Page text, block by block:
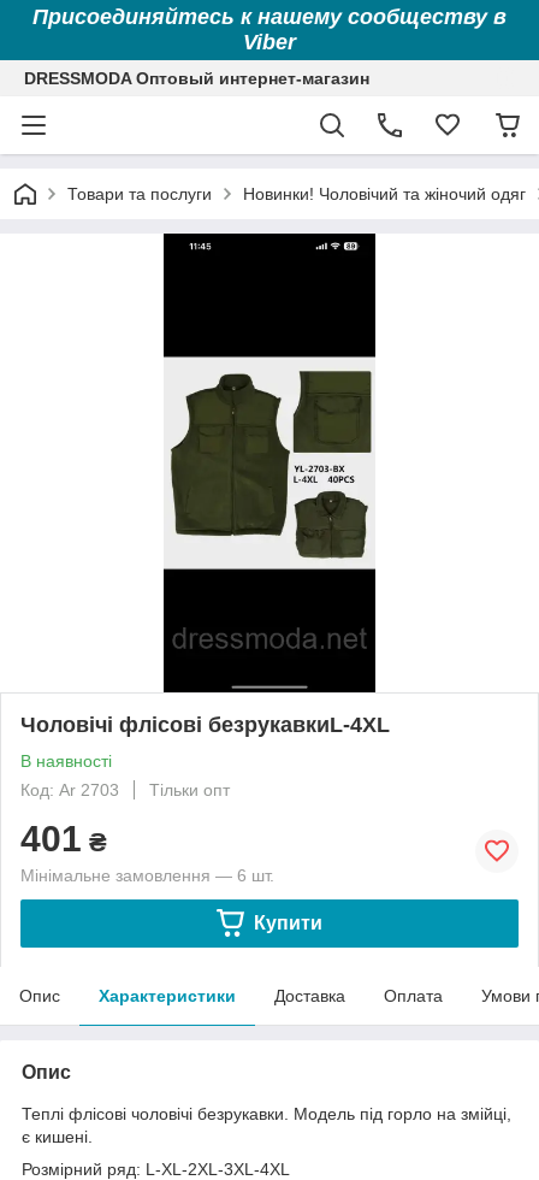
Присоединяйтесь к нашему сообществу в
Viber
DRESSMODA Оптовый интернет-магазин
Товари та послуги Новинки! Чоловічий та жіночий одяг
Чоловічі флісові безрукавкиL-4XL
В наявності
Код: Ar 2703
Тільки опт
401 ₴
Мінімальне замовлення — 6 шт.
Купити
Опис Характеристики Доставка Оплата Умови
Опис
Теплі флісові чоловічі безрукавки. Модель під горло на змійці,
є кишені.
Розмірний ряд: L-XL-2XL-3XL-4XL